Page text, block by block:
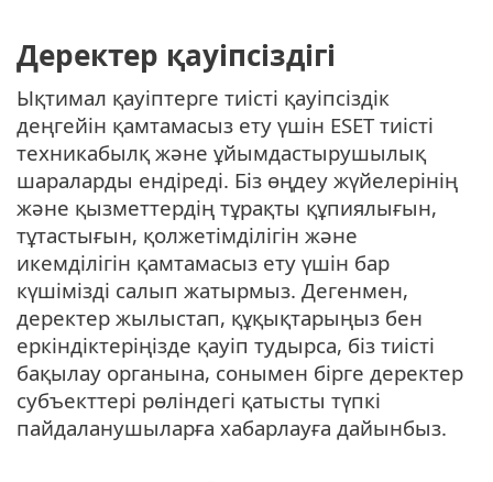
Деректер қауіпсіздігі
Ықтимал қауіптерге тиісті қауіпсіздік
деңгейін қамтамасыз ету үшін ESET тиісті
техникабылқ және ұйымдастырушылық
шараларды ендіреді. Біз өңдеу жүйелерінің
және қызметтердің тұрақты құпиялығын,
тұтастығын, қолжетімділігін және
икемділігін қамтамасыз ету үшін бар
күшімізді салып жатырмыз. Дегенмен,
деректер жылыстап, құқықтарыңыз бен
еркіндіктеріңізде қауіп тудырса, біз тиісті
бақылау органына, сонымен бірге деректер
субъекттері рөліндегі қатысты түпкі
пайдаланушыларға хабарлауға дайынбыз.